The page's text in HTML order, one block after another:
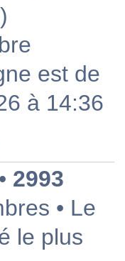
est de
à 14:36
2993
• Le
le plus